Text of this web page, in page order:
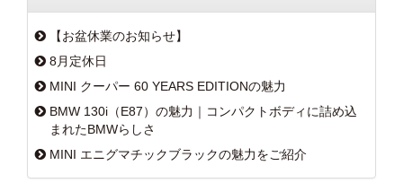
【お盆休業のお知らせ】
8月定休日
MINI クーパー 60 YEARS EDITIONの魅力
BMW 130i（E87）の魅力｜コンパクトボディに詰め込
まれたBMWらしさ
MINI エニグマチックブラックの魅力をご紹介